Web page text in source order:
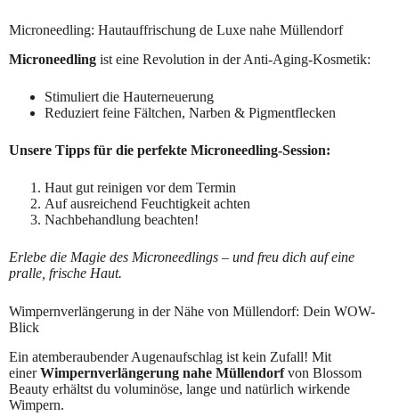
Microneedling: Hautauffrischung de Luxe nahe Müllendorf
Microneedling ist eine Revolution in der Anti-Aging-Kosmetik:
Stimuliert die Hauterneuerung
Reduziert feine Fältchen, Narben & Pigmentflecken
Unsere Tipps für die perfekte Microneedling-Session:
Haut gut reinigen vor dem Termin
Auf ausreichend Feuchtigkeit achten
Nachbehandlung beachten!
Erlebe die Magie des Microneedlings – und freu dich auf eine
pralle, frische Haut.
Wimpernverlängerung in der Nähe von Müllendorf: Dein WOW-
Blick
Ein atemberaubender Augenaufschlag ist kein Zufall! Mit
einerWimpernverlängerung nahe Müllendorfvon Blossom
Beauty erhältst du voluminöse, lange und natürlich wirkende
Wimpern.